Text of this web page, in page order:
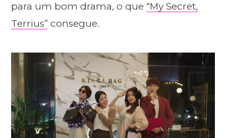
para um bom drama, o que “My Secret,
Terrius” consegue.